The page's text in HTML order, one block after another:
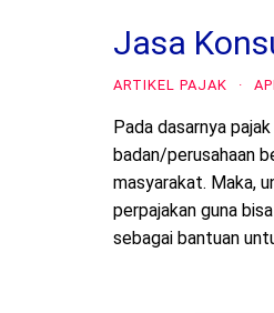
Jasa
ARTIKEL PAJAK ·
Pada dasarnya
badan/perusahaan
masyarakat. Maka,
perpajakan guna
sebagai bantuan